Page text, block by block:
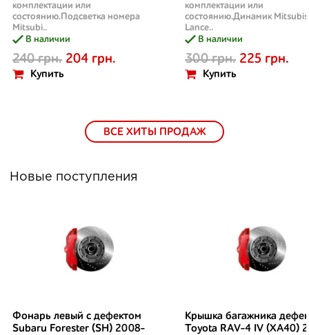
комплектации или
состоянию.Подсветка номера
Mitsubi..
В наличии
240 грн. 204 грн.
Купить
комплектации или
состоянию.Динамик
Lance..
В наличии
300 грн. 225 грн.
Купить
ВСЕ ХИТЫ ПРОДАЖ
Новые поступления
Фонарь левый с дефектом
Subaru Forester (SH) 2008-
Крышка багажника
Toyota RAV-4 IV (XA40)